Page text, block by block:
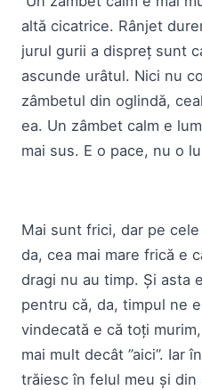
altă cicatrice. Rânjet
jurul gurii a dispreț sunt
ascunde urâtul. Nici nu
zâmbetul din oglindă,
ea. Un zâmbet calm e
mai sus. E o pace, nu o
Mai sunt frici, dar pe
da, cea mai mare frică e
dragi nu au timp. Și asta
pentru că, da, timpul ne
vindecată e că toți
mai mult decât ”aici”. Iar
trăiesc în felul meu și